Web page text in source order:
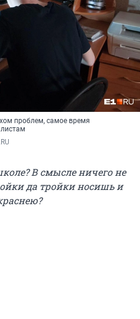
проблем, самое время
В смысле ничего не
да тройки носишь и